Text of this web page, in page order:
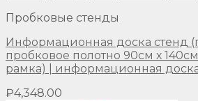
Пробковые стенды
Информационная доска стенд
пробковое полотно 90см х
рамка) | информационная
₽4,348.00